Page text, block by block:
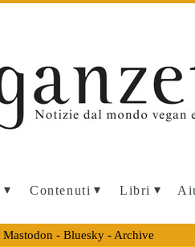
Contenuti Libri
Mastodon - Bluesky- Archive